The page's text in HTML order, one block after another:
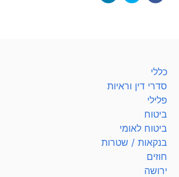
כללי
סדרי דין וראיות
פלילי
ביטוח
ביטוח לאומי
בנקאות / שטרות
חוזים
ירושה